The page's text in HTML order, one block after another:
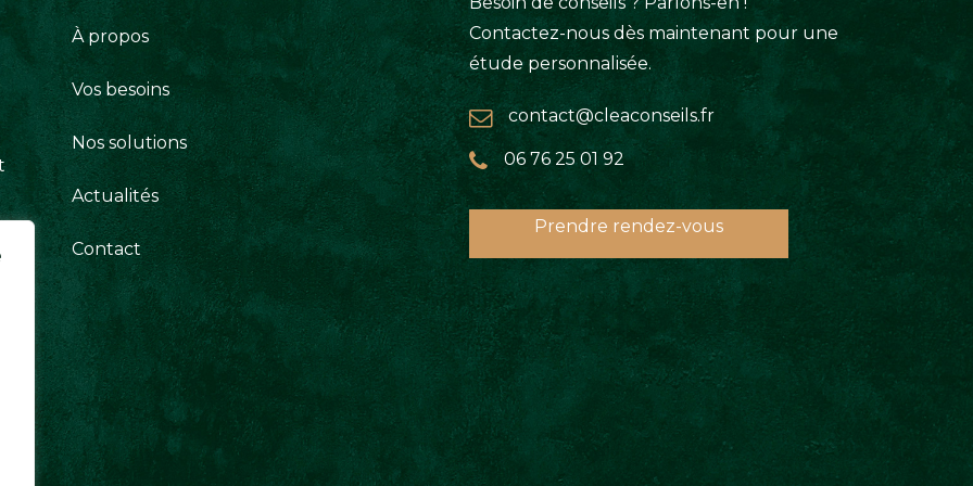
À propos
Vos besoins
Nos solutions
Actualités
Contact
Contactez-nous dès maintenant pour une
étude personnalisée.
contact@cleaconseils.fr
06 76 25 01 92
Prendre rendez-vous